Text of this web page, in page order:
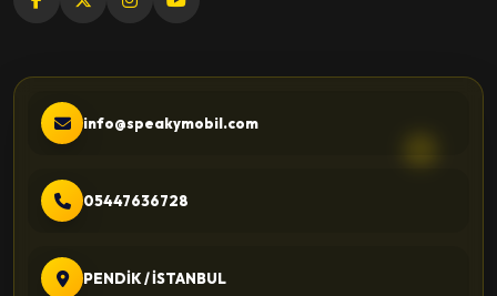
info@speakymobil.com
05447636728
PENDİK / İSTANBUL